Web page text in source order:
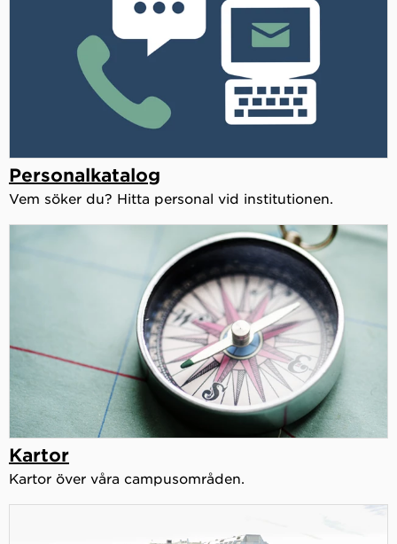
Personalkatalog
Vem söker du? Hitta personal vid institutionen.
Kartor
Kartor över våra campusområden.